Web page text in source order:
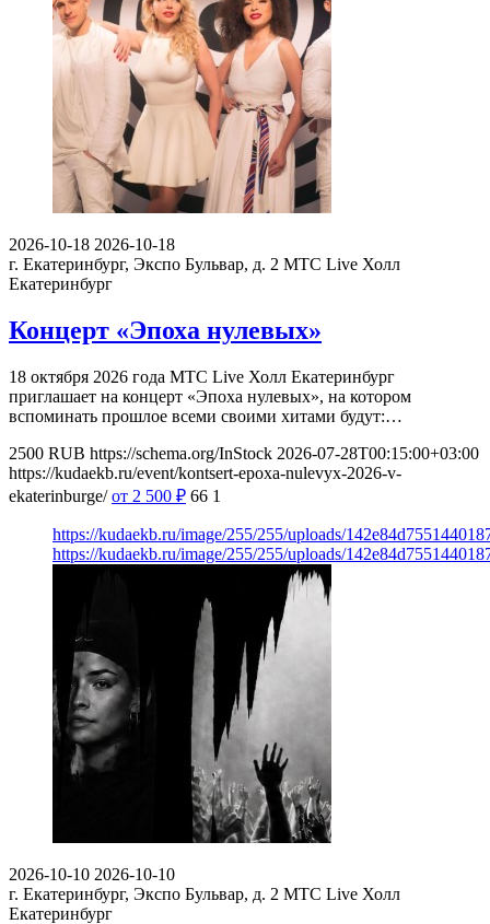
2026-10-18 2026-10-18
г. Екатеринбург, Экспо Бульвар, д. 2 МТС Live Холл
Екатеринбург
Концерт «Эпоха нулевых»
18 октября 2026 года МТС Live Холл Екатеринбург
приглашает на концерт «Эпоха нулевых», на котором
вспоминать прошлое всеми своими хитами будут:…
2500 RUB https://schema.org/InStock 2026-07-28T00:15:00+03:00
https://kudaekb.ru/event/kontsert-epoxa-nulevyx-2026-v-
ekaterinburge/ от 2 500 ₽ 66 1
https://kudaekb.ru/image/255/255/uploads/
https://kudaekb.ru/image/255/255/uploads/
2026-10-10 2026-10-10
г. Екатеринбург, Экспо Бульвар, д. 2 МТС Live Холл
Екатеринбург